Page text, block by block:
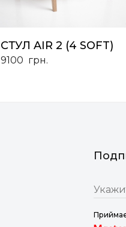
СТУЛ AIR 2 (4 SOFT)
9100 грн.